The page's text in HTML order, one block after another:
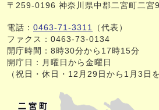
〒259-0196 神奈川県中郡二宮町二宮
電話： 0463-71-3311
（代表）
ファクス：0463-73-0134
開庁時間：8時30分から17時15分
開庁日：月曜日から金曜日
（祝日・休日・12月29日から1月3日